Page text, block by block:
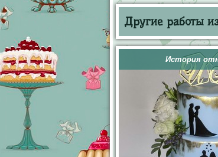
Другие работы
История